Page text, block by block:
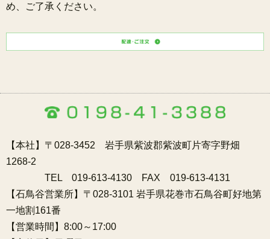
め、ご了承ください。
【本社】〒028-3452 岩手県紫波郡紫波町片寄字野畑
1268-2
TEL 019-613-4130 FAX 019-613-4131
【石鳥谷営業所】〒028-3101 岩手県花巻市石鳥谷町好地第
一地割161番
【営業時間】8:00～17:00